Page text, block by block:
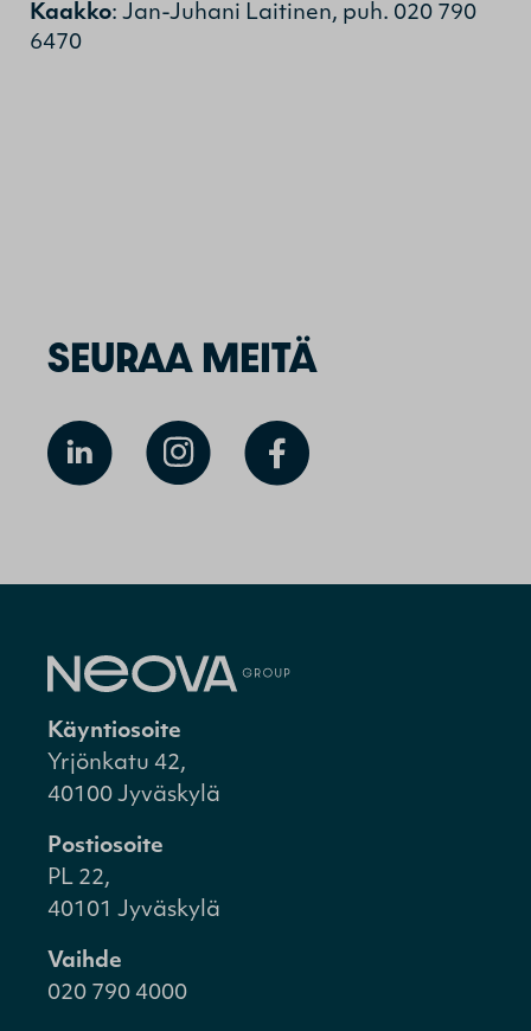
Kaakko: Jan-Juhani Laitinen, puh. 020 790
6470
SEURAA MEITÄ
Käyntiosoite
Yrjönkatu 42,
40100 Jyväskylä
Postiosoite
PL 22,
40101 Jyväskylä
Vaihde
020 790 4000